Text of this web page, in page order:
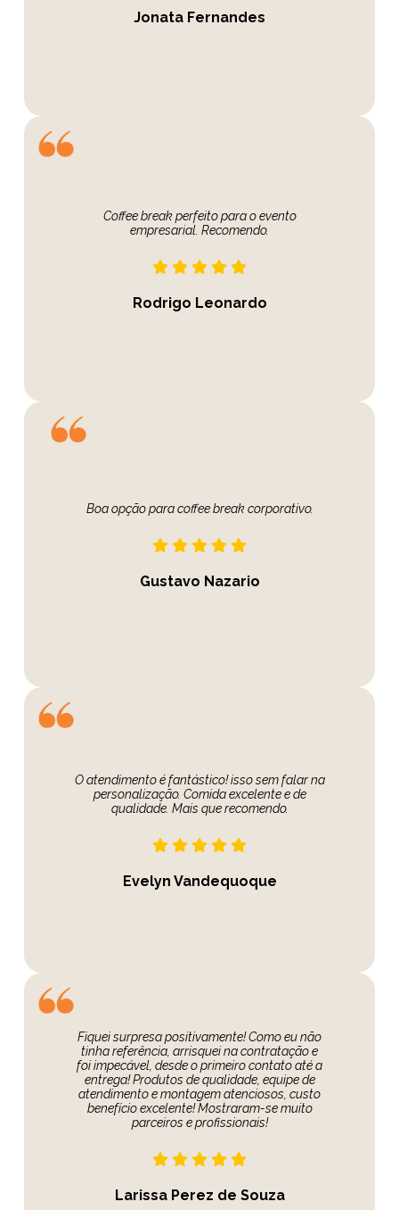
Jonata Fernandes
Coffee break perfeito para o evento
empresarial. Recomendo.
Rodrigo Leonardo
Boa opção para coffee break corporativo.
Gustavo Nazario
O atendimento é fantástico! isso sem falar na
personalização. Comida excelente e de
qualidade. Mais que recomendo.
Evelyn Vandequoque
Fiquei surpresa positivamente! Como eu não
tinha referência, arrisquei na contratação e
foi impecável, desde o primeiro contato até a
entrega! Produtos de qualidade, equipe de
atendimento e montagem atenciosos, custo
benefício excelente! Mostraram-se muito
parceiros e profissionais!
Larissa Perez de Souza